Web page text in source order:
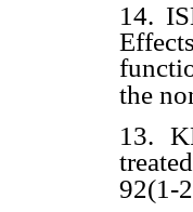
14.
the
13.
92(1-